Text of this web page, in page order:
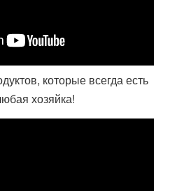
которые всегда есть
хозяйка!